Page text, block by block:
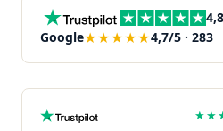
Google★★★★★4,7/5 · 283